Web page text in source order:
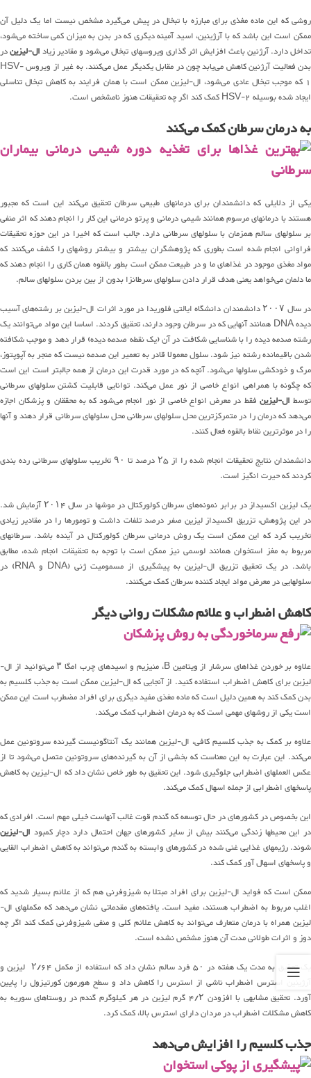
روشی که این ماده مغذی برای مبارزه با تبخال در پیش می‌گیرد مشخص نیست اما یک دلیل آن
ممکن است این باشد که با آرژینین، اسید آمینه دیگری که در بدن به میزان کمی ساخته می‌شود،
تداخل دارد. آرژنین باعث افزایش اثر گذاری ویروسهای تبخال می‌شود و مقادیر زیادال-لیزیندر
بدن فعالیت آرژنین کاهش می‌یابد چون در مقابل یکدیگر عمل می‌کنند. به غیر از ویروس HSV-
1 که موجب تبخال عادی می‌شود، ال-لیزین ممکن است با همان فرایند به کاهش تبخال تناسلی
ایجاد شده بوسیله HSV-2 کمک کند اگر چه تحقیقات هنوز نامشخص است.
به درمان سرطان کمک می‌کند
یکی از دلایلی که دانشمندان برای درمانهای طبیعی سرطان تحقیق می‌کند این است که مجبور
هستند با درمانهای مرسوم همانند شیمی درمانی و پرتو درمانی این کار را انجام دهند که اثر منفی
بر سلولهای سالم همزمان با سلولهای سرطانی دارد. جالب است که اخیرا در این حوزه تحقیقات
فراوانی انجام شده است بطوری که پژوهشگران بیشتر و بیشتر روشهای را کشف می‌کنند که
مواد مغذی موجود در غذاهای ما و در طبیعت ممکن است بطور بالقوه همان کاری را انجام دهند که
ما دلمان می‌خواهد یعنی هدف قرار دادن سلولهای سرطانزا بدون از بین بردن سلولهای سالم.
در سال ۲۰۰۷ دانشمندان دانشگاه ایالتی فلوریدا در مورد اثرات ال-لیزین بر رشته‌های آسیب
دیده DNA همانند آنهایی که در سرطان وجود دارند، تحقیق کردند. اساسا این مواد می‌توانند یک
رشته صدمه دیده را با شناسایی شکافت در آن (یک نقطه صدمه دیده) قرار دهد و موجب شکافته
شدن باقیمانده رشته نیز شود. سلول معمولا قادر به تعمیر این صدمه نیست که منجر به آپوپتوز،
مرگ و خودکشی سلولها می‌شود. آنچه که در مورد قدرت این درمان از همه جالبتر است این است
که چگونه با همراهی انواع خاصی از نور عمل می‌کند. توانایی قابلیت کشتن سلولهای سرطانی
توسط ال-لیزین فقط در معرض انواع خاصی از نور انجام می‌شود که به محققان و پزشکان اجازه
می‌دهد که درمان را در متمرکزترین محل سلولهای سرطانی محل سلولهای سرطانی قرار دهند و آنها
را در موثرترین نقاط بالقوه فعال کنند.
دانشمندان نتایج تحقیقات انجام شده را از ۲۵ درصد تا ۹۰ تخریب سلولهای سرطانی رده بندی
کردند که حیرت انگیز است.
یک لیزین اکسیداز در برابر نمونه‌های سرطان کولورکتال در موشها در سال ۲۰۱۴ آزمایش شد.
در این پژوهش، تزریق اکسیداز لیزین صفر درصد تلفات داشت و تومورها را در مقادیر زیادی
تخریب کرد که این ممکن است یک روش درمانی سرطان کولورکتال در آینده باشد. سرطانهای
مربوط به مغز استخوان همانند لوسمی نیز ممکن است با توجه به تحقیقات انجام شده، مطابق
باشد. در یک تحقیق تزریق ال-لیزین به پیشگیری از مسمومیت ژنی (DNA و RNA) در
سلولهایی در معرض مواد ایجاد کننده سرطان کمک می‌کنند.
کاهش اضطراب و علائم مشکلات روانی دیگر
علاوه بر خوردن غذاهای سرشار از ویتامین B، منیزیم و اسیدهای چرب امگا ۳ می‌توانید از ال-
لیزین برای کاهش اضطراب استفاده کنید. از آنجایی که ال-لیزین ممکن است به جذب کلسیم به
بدن کمک کند به همین دلیل است که ماده مغذی مفید دیگری برای افراد مضطرب است این ممکن
است یکی از روشهای مهمی است که به درمان اضطراب کمک می‌کند.
علاوه بر کمک به جذب کلسیم کافی، ال-لیزین همانند یک آنتاگونیست گیرنده سروتونین عمل
می‌کند. این عبارت به این معناست که بخشی از آن به گیرنده‌های سروتونین متصل می‌شود تا از
عکس العملهای اضطرابی جلوگیری شود. این تحقیق به طور خاص نشان داد که ال-لیزین به کاهش
پاسخهای اضطرابی از جمله اسهال کمک می‌کند.
این بخصوص در کشورهای در حال توسعه که گندم قوت غالب آنهاست خیلی مهم است. افرادی که
در این محیطها زندگی می‌کنند بیش از سایر کشورهای جهان احتمال دارد دچار کمبود ال-لیزین
شوند. رژیمهای غذایی غنی شده در کشورهای وابسته به گندم می‌تواند به کاهش اضطراب القایی
و پاسخهای اسهال آور کمک کند.
ممکن است که فواید ال-لیزین برای افراد مبتلا به شیزوفرنی هم که از علائم بسیار شدید که
اغلب مربوط به اضطراب هستند، مفید است. یافته‌های مقدماتی نشان می‌دهد که مکملهای ال-
لیزین همراه با درمان متعارف می‌تواند به کاهش علائم کلی و منفی شیزوفرنی کمک کند اگر چه
دوز و اثرات طولانی مدت آن هنوز مشخص نشده است.
یک تحقیق به مدت یک هفته در ۵۰ فرد سالم نشان داد که استفاده از مکمل ۲/۶۴ لیزین و
آرژینین استرس اضطراب ناشی از استرس را کاهش داد و سطح هورمون کورتیزول را پایین
آورد. تحقیق مشابهی با افزودن ۴/۲ گرم لیزین در هر کیلوگرم گندم در روستاهای سوریه به
کاهش مشکلات اضطراب در مردان دارای استرس بالا، کمک کرد.
جذب کلسیم را افزایش می‌دهد